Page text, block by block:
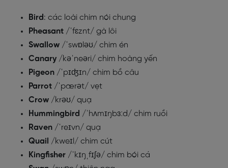
Bird: các loài chim nói chung
Pheasant /ˈfɛznt/ gà lôi
Swallow /ˈswɒləʊ/ chim én
Canary /kəˈneəri/ chim hoàng yến
Pigeon /ˈpɪʤɪn/ chim bồ câu
Parrot /ˈpærət/ vẹt
Crow /krəʊ/ quạ
Hummingbird /ˈhʌmɪŋbɜːd/ chim ruồi
Raven /ˈreɪvn/ quạ
Quail /kweɪl/ chim cút
Kingfisher /ˈkɪŋˌfɪʃə/ chim bói cá